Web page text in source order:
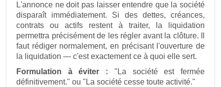
L'annonce ne doit pas laisser entendre que la société
disparaît immédiatement. Si des dettes, créances,
contrats ou actifs restent à traiter, la liquidation
permettra précisément de les régler avant la clôture. Il
faut rédiger normalement, en précisant l'ouverture de
la liquidation — c'est exactement ce à quoi elle sert.
Formulation à éviter : "La société est fermée
définitivement." ou "La société cesse toute activité."